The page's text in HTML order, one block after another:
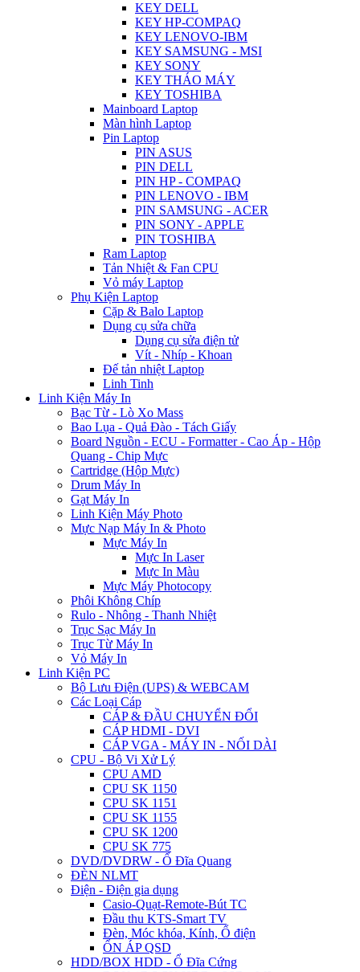
KEY DELL
KEY HP-COMPAQ
KEY LENOVO-IBM
KEY SAMSUNG - MSI
KEY SONY
KEY THÁO MÁY
KEY TOSHIBA
Mainboard Laptop
Màn hình Laptop
Pin Laptop
PIN ASUS
PIN DELL
PIN HP - COMPAQ
PIN LENOVO - IBM
PIN SAMSUNG - ACER
PIN SONY - APPLE
PIN TOSHIBA
Ram Laptop
Tản Nhiệt & Fan CPU
Vỏ máy Laptop
Phụ Kiện Laptop
Cặp & Balo Laptop
Dụng cụ sửa chữa
Dụng cụ sửa điện tử
Vít - Nhíp - Khoan
Đế tản nhiệt Laptop
Linh Tinh
Linh Kiện Máy In
Bạc Từ - Lò Xo Mass
Bao Lụa - Quả Đào - Tách Giấy
Board Nguồn - ECU - Formatter - Cao Áp - Hộp
Quang - Chip Mực
Cartridge (Hộp Mực)
Drum Máy In
Gạt Máy In
Linh Kiện Máy Photo
Mực Nạp Máy In & Photo
Mực Máy In
Mực In Laser
Mực In Màu
Mực Máy Photocopy
Phôi Không Chíp
Rulo - Nhông - Thanh Nhiệt
Trục Sạc Máy In
Trục Từ Máy In
Vỏ Máy In
Linh Kiện PC
Bộ Lưu Điện (UPS) & WEBCAM
Các Loại Cáp
CÁP & ĐẦU CHUYỂN ĐỔI
CÁP HDMI - DVI
CÁP VGA - MÁY IN - NỐI DÀI
CPU - Bộ Vi Xử Lý
CPU AMD
CPU SK 1150
CPU SK 1151
CPU SK 1155
CPU SK 1200
CPU SK 775
DVD/DVDRW - Ổ Đĩa Quang
ĐÈN NLMT
Điện - Điện gia dụng
Casio-Quạt-Remote-Bút TC
Đầu thu KTS-Smart TV
Đèn, Móc khóa, Kính, Ổ điện
ỔN ÁP QSD
HDD/BOX HDD - Ổ Đĩa Cứng